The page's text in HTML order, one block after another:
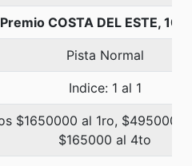
COSTA DEL ESTE,
Pista Normal
Indice: 1 al 1
$1650000 al 1ro, $495000
$165000 al 4to